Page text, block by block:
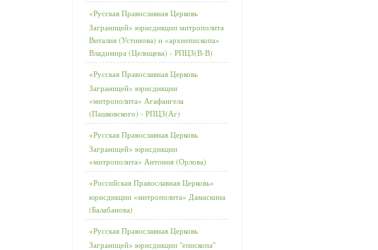
«Русская Православная Церковь
Заграницей» юрисдикции митрополита
Виталия (Устинова) и «архиепископа»
Владимира (Целищева) - РПЦЗ(В-В)
«Русская Православная Церковь
Заграницей» юрисдикции
«митрополита» Агафангела
(Пашковского) - РПЦЗ(Аг)
«Русская Православная Церковь
Заграницей» юрисдикции
«митрополита» Антония (Орлова)
«Российская Православная Церковь»
юрисдикции «митрополита» Дамаскина
(Балабанова)
«Русская Православная Церковь
Заграницей» юрисдикции "епископа"